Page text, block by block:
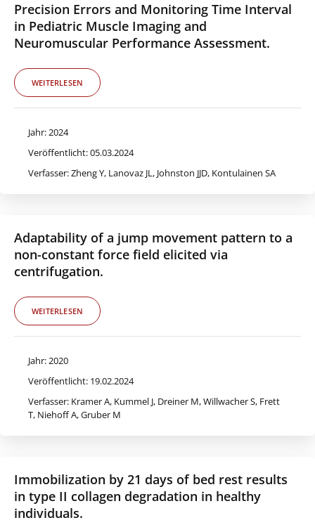
Precision Errors and Monitoring Time Interval
in Pediatric Muscle Imaging and
Neuromuscular Performance Assessment.
WEITERLESEN
Jahr: 2024
Veröffentlicht: 05.03.2024
Verfasser: Zheng Y, Lanovaz JL, Johnston JJD, Kontulainen SA
Adaptability of a jump movement pattern to a
non-constant force field elicited via
centrifugation.
WEITERLESEN
Jahr: 2020
Veröffentlicht: 19.02.2024
Verfasser: Kramer A, Kummel J, Dreiner M, Willwacher S, Frett
T, Niehoff A, Gruber M
Immobilization by 21 days of bed rest results
in type II collagen degradation in healthy
individuals.